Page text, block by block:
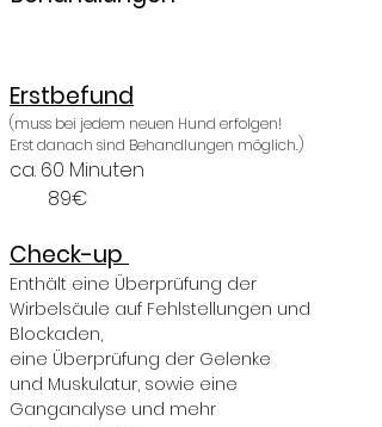
Erstbefund
(muss bei jedem neuen Hund erfolgen!
Erst danach sind Behandlungen möglich.)
ca. 60 Minuten
89€
Check-up
Enthält eine Überprüfung der
Wirbelsäule auf Fehlstellungen und
Blockaden,
eine Überprüfung der Gelenke
und Muskulatur, sowie eine
Ganganalyse und mehr